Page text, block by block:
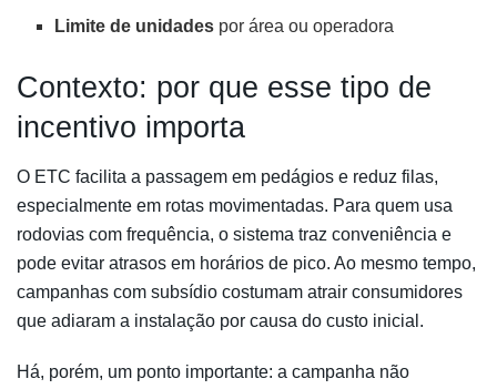
Limite de unidades por área ou operadora
Contexto: por que esse tipo de
incentivo importa
O ETC facilita a passagem em pedágios e reduz filas,
especialmente em rotas movimentadas. Para quem usa
rodovias com frequência, o sistema traz conveniência e
pode evitar atrasos em horários de pico. Ao mesmo tempo,
campanhas com subsídio costumam atrair consumidores
que adiaram a instalação por causa do custo inicial.
Há, porém, um ponto importante: a campanha não